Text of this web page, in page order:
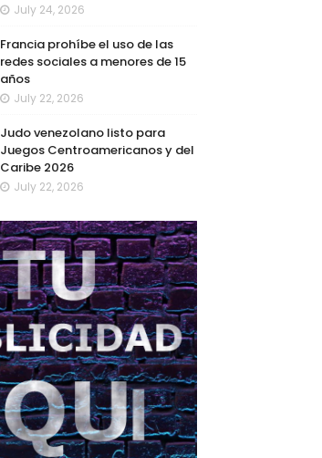
July 24, 2026
Francia prohíbe el uso de las
redes sociales a menores de 15
años
July 22, 2026
Judo venezolano listo para
Juegos Centroamericanos y del
Caribe 2026
July 22, 2026